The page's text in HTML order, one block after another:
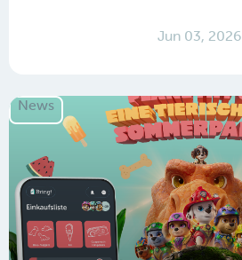
Jun 03, 2026
News